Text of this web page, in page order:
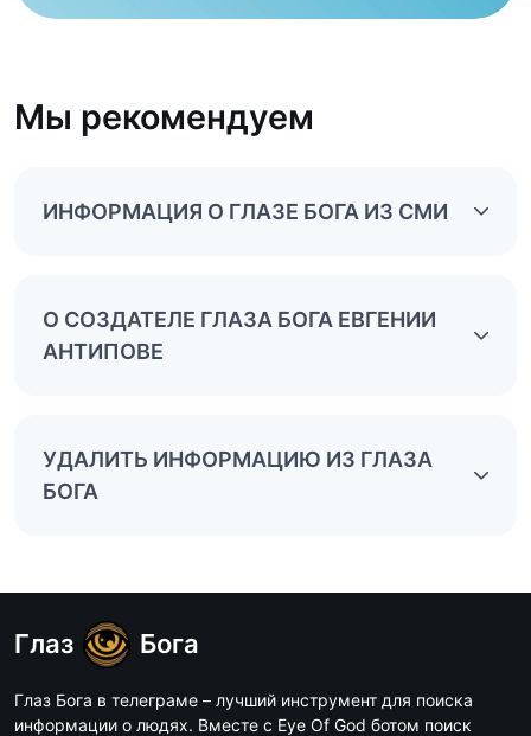
Мы рекомендуем
ИНФОРМАЦИЯ О ГЛАЗЕ БОГА ИЗ СМИ
О СОЗДАТЕЛЕ ГЛАЗА БОГА ЕВГЕНИИ
АНТИПОВЕ
УДАЛИТЬ ИНФОРМАЦИЮ ИЗ ГЛАЗА
БОГА
Глаз Бога
Глаз Бога в телеграме – лучший инструмент для поиска
информации о людях. Вместе с Eye Of God ботом поиск